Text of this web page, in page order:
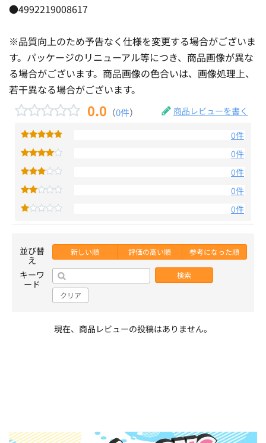
●4992219008617
※品質向上のため予告なく仕様を変更する場合がございま
す。パッケージのリニューアル等につき、商品画像が異な
る場合がございます。商品画像の色合いは、画像処理上、
若干異なる場合がございます。
0.0 （0件） 商品レビューを書く
0件
0件
0件
0件
0件
並び替
え
新しい順 評価の高い順 参考になった順
キーワ
ード
検索
クリア
現在、商品レビューの投稿はありません。